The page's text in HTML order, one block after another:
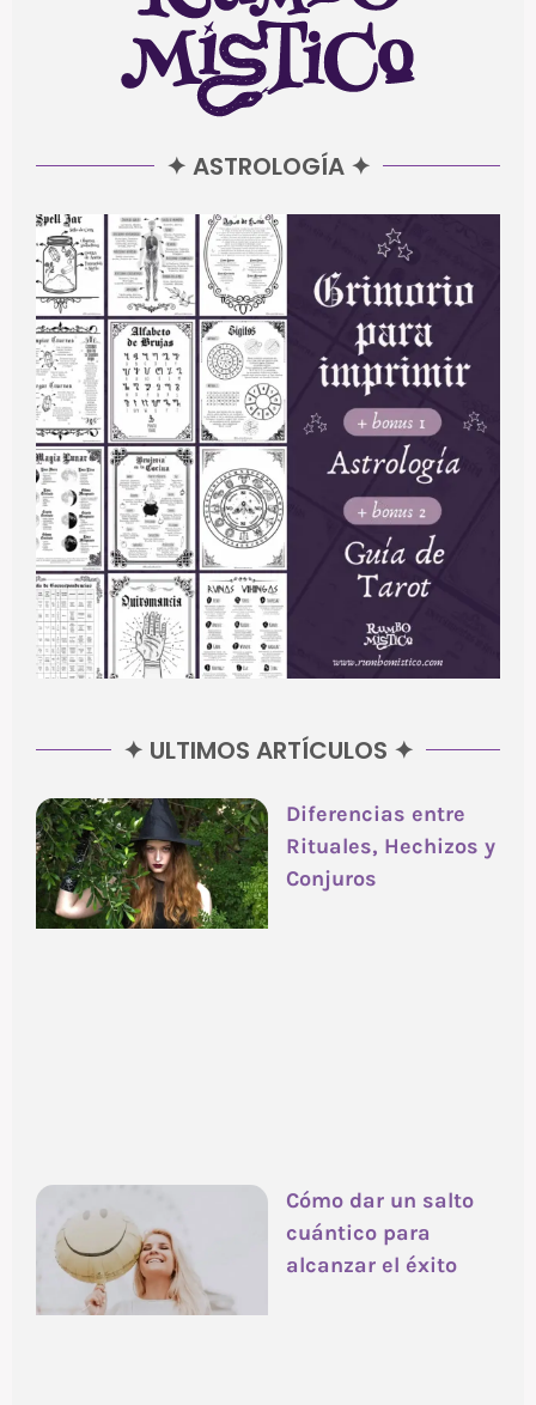
✦ ASTROLOGÍA ✦
✦ ULTIMOS ARTÍCULOS ✦
Diferencias entre
Rituales, Hechizos y
Conjuros
Cómo dar un salto
cuántico para
alcanzar el éxito